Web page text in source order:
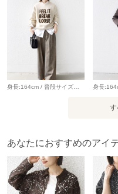
ずご確認の上、着用又はお
※画像の商品はサンプルで
実際の商品と仕様、加工
商品コード
性別タイプ レディ
す
あなたにおすすめのアイ